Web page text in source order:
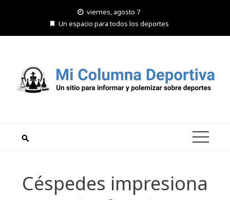
viernes, agosto 7
Un espacio para todos los deportes
Céspedes impresiona